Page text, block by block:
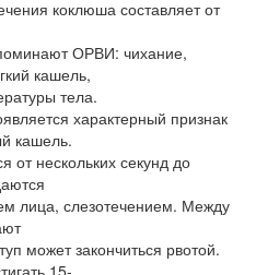
коклюша составляет от
ОРВИ: чихание,
кашель,
тела.
характерный признак
кашель.
от нескольких секунд до
лица, слезотечением. Между
может закончиться рвотой.
15-